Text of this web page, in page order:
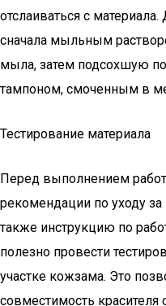
отслаиваться с
сначала мыльным
мыла, затем подсохшую
тампоном, смоченным в
Тестирование материала
Перед выполнением
рекомендации по уходу
также инструкцию по
полезно провести
участке кожзама. Это
совместимость красителя